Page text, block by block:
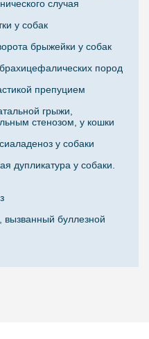
случая
у собак
брыжейки у собак
пород
препуцием
грыжи,
стенозом, у кошки
у собаки
дупликатура у собаки.
буллезной